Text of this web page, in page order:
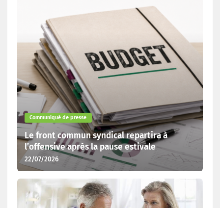
Communiqué de presse
Le front commun syndical repartira à
l’offensive après la pause estivale
22/07/2026